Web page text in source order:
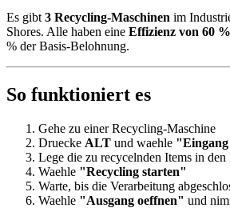
Es gibt3 Recycling-Maschinen im
Shores. Alle haben eine Effizienz von 60 %
% der Basis-Belohnung.
So funktioniert es
Gehe zu einer Recycling-Maschine
Druecke ALT und waehle
Lege die zu recycelnden Items in den
Waehle "Recycling starten"
Warte, bis die Verarbeitung
Waehle "Ausgang oeffnen" und